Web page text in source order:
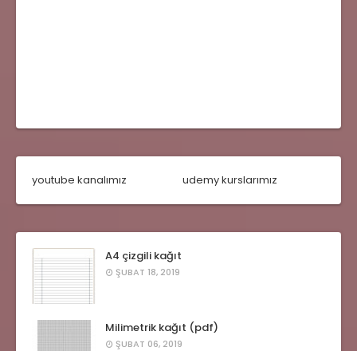
youtube kanalımız udemy kurslarımız
A4 çizgili kağıt
ŞUBAT 18, 2019
Milimetrik kağıt (pdf)
ŞUBAT 06, 2019